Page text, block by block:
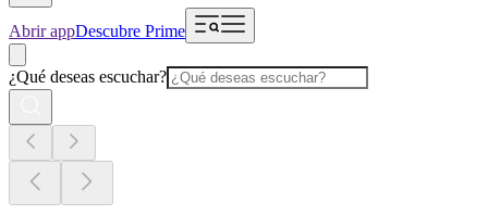
Abrir appDescubre Prime
¿Qué deseas escuchar?